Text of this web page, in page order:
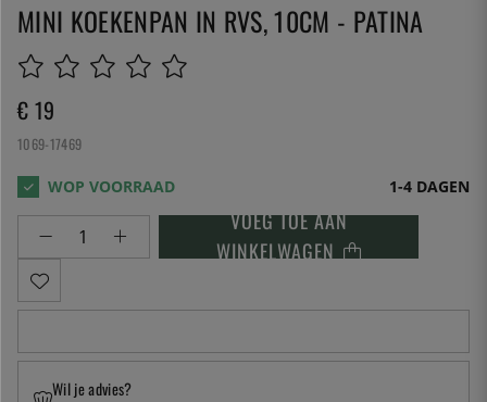
MINI KOEKENPAN IN RVS, 10CM - PATINA
€ 19
1069-17469
1-4 DAGEN
VOEG TOE AAN
WINKELWAGEN
Wil je advies?